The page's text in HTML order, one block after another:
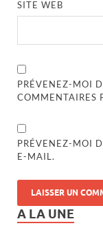
SITE WEB
PRÉVENEZ-MOI
COMMENTAIRES
PRÉVENEZ-MOI
E-MAIL.
A LA UNE